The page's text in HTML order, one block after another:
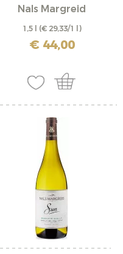
Nals Margreid
1,5 l (€ 29,33/1 l)
inkl. MwSt. zzgl. Versandkosten
€ 44,00